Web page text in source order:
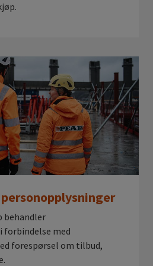
behandler
forbindelse med
forespørsel om tilbud,